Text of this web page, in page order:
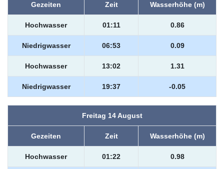
Gezeiten Zeit Wasserhöhe (m)
Hochwasser 01:11 0.86
Niedrigwasser 06:53 0.09
Hochwasser 13:02 1.31
Niedrigwasser 19:37 -0.05
Freitag 14 August
Gezeiten Zeit Wasserhöhe (m)
Hochwasser 01:22 0.98